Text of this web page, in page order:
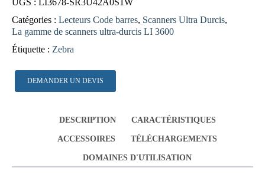
UGS : LI3678-SR3U42A0S1W
Catégories : Lecteurs Code barres, Scanners Ultra Durcis,
La gamme de scanners ultra-durcis LI 3600
Étiquette : Zebra
DEMANDER UN DEVIS
DESCRIPTION CARACTÉRISTIQUES
ACCESSOIRES TÉLÉCHARGEMENTS
DOMAINES D'UTILISATION